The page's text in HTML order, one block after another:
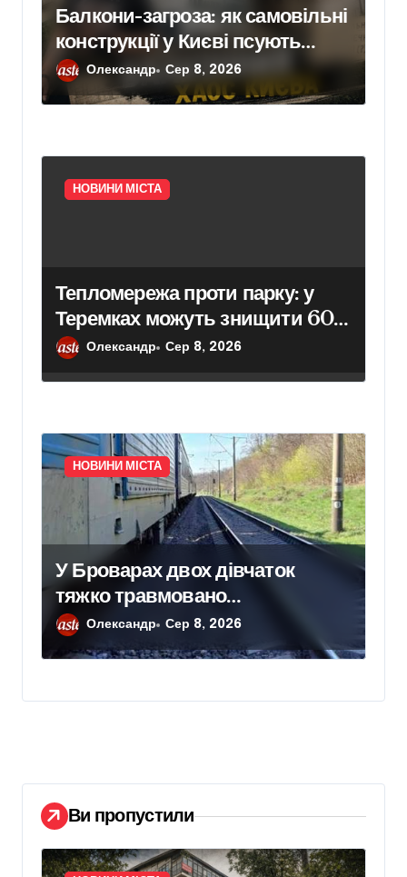
Балкони-загроза: як самовільні
конструкції у Києві псують
фасади будинків і ставлять під
ризик сусідів
Олександр Сер 8, 2026
НОВИНИ МІСТА
Тепломережа проти парку: у
Теремках можуть знищити 600
деревОлександр Сер 8, 2026
НОВИНИ МІСТА
У Броварах двох дівчаток
тяжко травмовано
електричним струмом
Олександр Сер 8, 2026
Ви пропустили